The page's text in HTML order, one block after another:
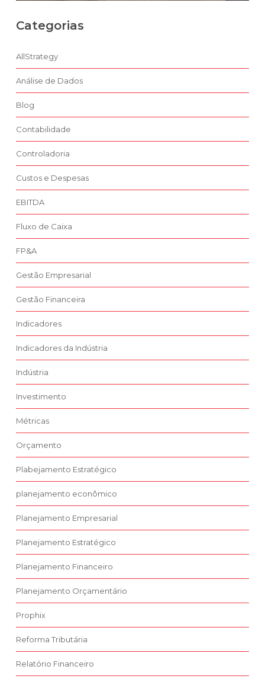
Categorias
AllStrategy
Análise de Dados
Blog
Contabilidade
Controladoria
Custos e Despesas
EBITDA
Fluxo de Caixa
FP&A
Gestão Empresarial
Gestão Financeira
Indicadores
Indicadores da Indústria
Indústria
Investimento
Métricas
Orçamento
Plabejamento Estratégico
planejamento econômico
Planejamento Empresarial
Planejamento Estratégico
Planejamento Financeiro
Planejamento Orçamentário
Prophix
Reforma Tributária
Relatório Financeiro